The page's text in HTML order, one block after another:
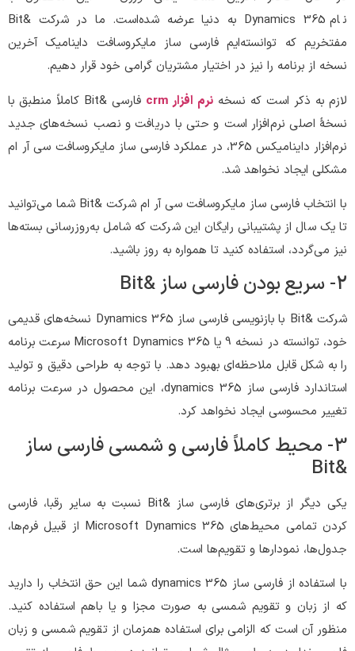
نام Dynamics 365 به دنیا عرضه شده‌است. ما در شرکت &Bit
مفتخریم که توانسته‌ایم فارسی ساز مایکروسافت داینامیک آخرین
نسخه از برنامه را نیز در اختیار مشتریان گرامی خود قرار دهیم.
لازم به ذکر است که نسخهنرم افزار crm
فارسی &Bit کاملاً منطبق با
نسخۀ اصلی نرم‌افزار است و حتی با دریافت و نصب نسخه‌های جدید
نرم‌افزار داینامیکس 365، در عملکرد فارسی ساز مایکروسافت سی آر ام
مشکلی ایجاد نخواهد شد.
با انتخاب فارسی ساز مایکروسافت سی آر ام شرکت &Bit شما می‌توانید
تا یک سال از پشتیبانی رایگان این شرکت که شامل به‌روزرسانی بسته‌ها
نیز می‌گردد، استفاده کنید تا همواره به روز باشید.
2- سریع بودن فارسی ساز &Bit
شرکت &Bit با بازنویسی فارسی ساز Dynamics 365 نسخه‌های قدیمی
خود، توانسته در نسخه 9 یا Microsoft Dynamics 365 سرعت برنامه‌
را به شکل قابل ملاحظه‌ای بهبود دهد. با توجه به طراحی دقیق و تولید
استاندارد فارسی ساز dynamics 365، این محصول در سرعت برنامه
تغییر محسوسی ایجاد نخواهد کرد.
3- محیط کاملاً فارسی و شمسی فارسی ساز
&Bit
یکی دیگر از برتری‌های فارسی ساز &Bit نسبت به سایر رقبا، فارسی
کردن تمامی محیط‌های Microsoft Dynamics 365 از قبیل فرم‌ها،
جدول‌ها، نمودارها و تقویم‌ها است.
با استفاده از فارسی ساز dynamics 365 شما این حق انتخاب را دارید
که از زبان و تقویم شمسی به صورت مجزا و یا باهم استفاده کنید.
منظور آن است که الزامی برای استفاده همزمان از تقویم شمسی و زبان